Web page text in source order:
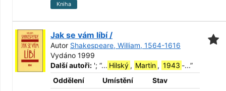
Kniha
Jak se vám líbí /
Autor Shakespeare, William, 1564-1616
Vydáno 1999
Další autoři: '; “... Hilský , Martin , 1943 -...”
Oddělení
Umístění
Stav